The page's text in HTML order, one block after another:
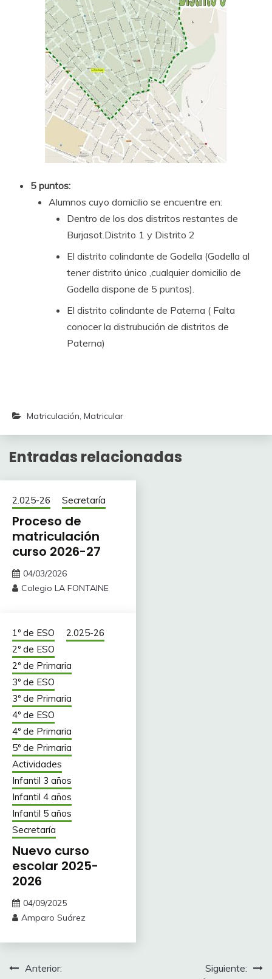
5 puntos:
Alumnos cuyo domicilio se encuentre en:
Dentro de los dos distritos restantes de
Burjasot.Distrito 1 y Distrito 2
El distrito colindante de Godella (Godella al
tener distrito único ,cualquier domicilio de
Godella dispone de 5 puntos).
El distrito colindante de Paterna ( Falta
conocer la distrubución de distritos de
Paterna)
Matriculación Matricular
Entradas relacionadas
2.025-26 Secretaría
Proceso de
matriculación
curso 2026-27
04/03/2026
Colegio LA FONTAINE
1º de ESO
2.025-26
2º de ESO
2º de Primaria
3º de ESO
3º de Primaria
4º de ESO
4º de Primaria
5º de Primaria
Actividades
Infantil 3 años
Infantil 4 años
Infantil 5 años
Secretaría
Nuevo curso
escolar 2025-
2026
04/09/2025
Amparo Suárez
Navegación
Anterior:
Siguiente: